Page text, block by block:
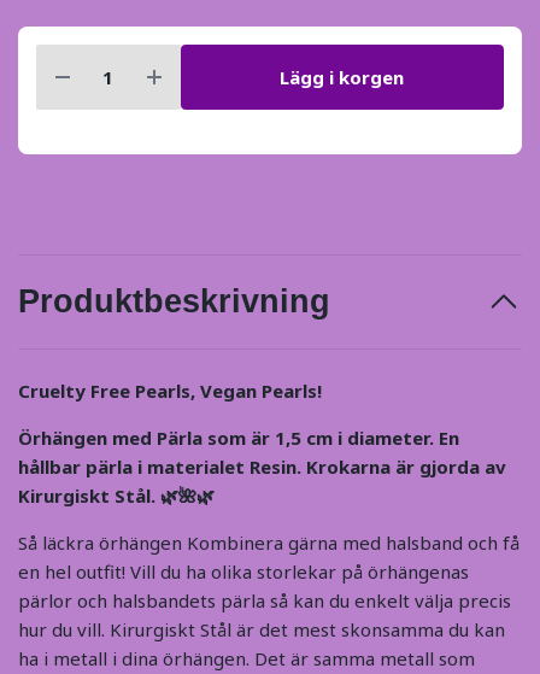
Lägg i korgen
Produktbeskrivning
Cruelty Free Pearls, Vegan Pearls!
Örhängen med Pärla som är 1,5 cm i diameter. En
hållbar pärla i materialet Resin. Krokarna är gjorda av
Kirurgiskt Stål. 🌿🌺🌿
Så läckra örhängen Kombinera gärna med halsband och få
en hel outfit! Vill du ha olika storlekar på örhängenas
pärlor och halsbandets pärla så kan du enkelt välja precis
hur du vill. Kirurgiskt Stål är det mest skonsamma du kan
ha i metall i dina örhängen. Det är samma metall som